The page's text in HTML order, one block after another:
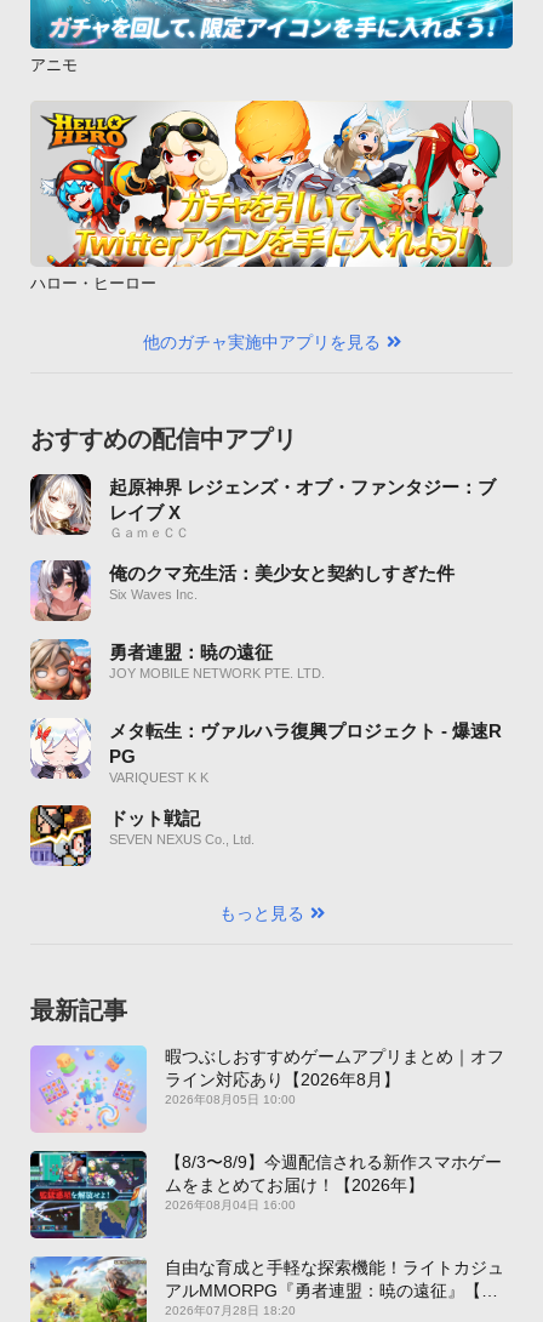
アニモ
ハロー・ヒーロー
他のガチャ実施中アプリを見る
おすすめの配信中アプリ
起原神界 レジェンズ・オブ・ファンタジー：ブ
レイブ X
ＧａｍｅＣＣ
俺のクマ充生活：美少女と契約しすぎた件
Six Waves Inc.
勇者連盟：暁の遠征
JOY MOBILE NETWORK PTE. LTD.
メタ転生：ヴァルハラ復興プロジェクト - 爆速R
PG
VARIQUEST K K
ドット戦記
SEVEN NEXUS Co., Ltd.
もっと見る
最新記事
暇つぶしおすすめゲームアプリまとめ｜オフ
ライン対応あり【2026年8月】
2026年08月05日 10:00
【8/3〜8/9】今週配信される新作スマホゲー
ムをまとめてお届け！【2026年】
2026年08月04日 16:00
自由な育成と手軽な探索機能！ライトカジュ
アルMMORPG『勇者連盟：暁の遠征』【最
新作PICKUP】
2026年07月28日 18:20